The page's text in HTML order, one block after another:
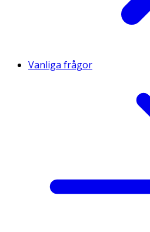
Vanliga frågor